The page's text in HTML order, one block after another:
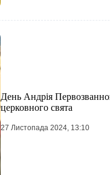
День Андрія
церковного свята
27 Листопада 2024, 13:10